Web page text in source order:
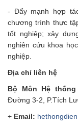
- Đẩy mạnh hợp
chương trình thực
tốt nghiệp; xây
nghiên cứu khoa
nghiệp.
Địa chỉ liên hệ
Bộ Môn Hệ
Đường 3-2, P.Tích
+ Email: